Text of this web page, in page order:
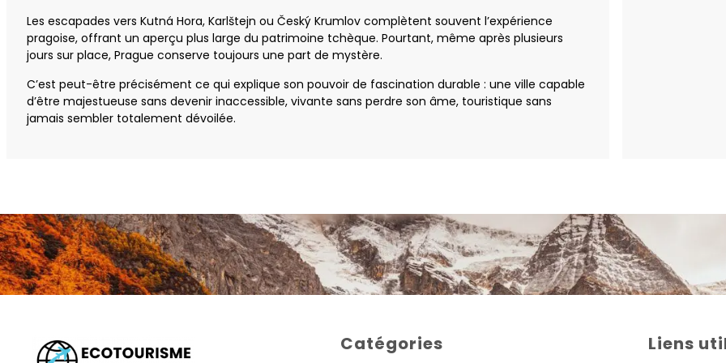
Les escapades vers Kutná Hora, Karlštejn ou Český Krumlov complètent souvent l’expérience
pragoise, offrant un aperçu plus large du patrimoine tchèque. Pourtant, même après plusieurs
jours sur place, Prague conserve toujours une part de mystère.
C’est peut-être précisément ce qui explique son pouvoir de fascination durable : une ville capable
d’être majestueuse sans devenir inaccessible, vivante sans perdre son âme, touristique sans
jamais sembler totalement dévoilée.
Catégories Liens